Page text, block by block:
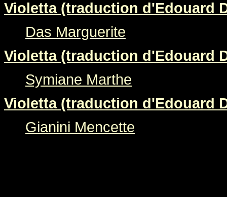
Violetta (traduction d'Edouard
Das Marguerite
Violetta (traduction d'Edouard
Symiane Marthe
Violetta (traduction d'Edouard
Gianini Mencette